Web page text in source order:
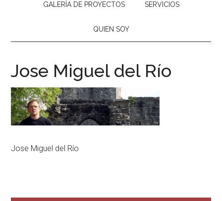
GALERÍA DE PROYECTOS SERVICIOS
QUIEN SOY
Jose Miguel del Río
Jose Miguel del Río